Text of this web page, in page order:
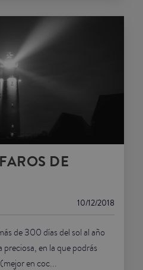
DE
10/12/2018
de 300 días del sol al año
en la que podrás
en coc...